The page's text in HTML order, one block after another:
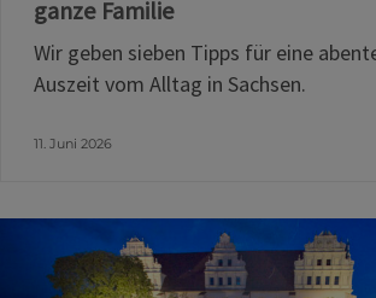
ganze Familie
Wir geben sieben Tipps für eine
Auszeit vom Alltag in Sachsen.
11. Juni 2026